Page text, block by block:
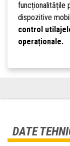
funcționalitățile
dispozitive
control
operaționale.
DATE